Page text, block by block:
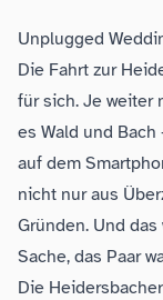
Unplugged
Die Fahrt zur
für sich. Je weiter
es Wald und
auf dem
nicht nur aus
Gründen. Und
Sache, das Paar
Die